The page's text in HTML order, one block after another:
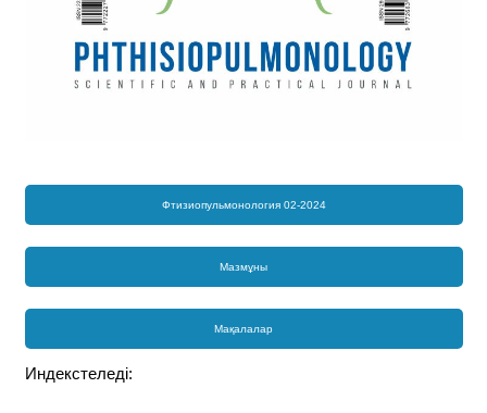
Фтизиопульмонология 02-2024
Мазмұны
Мақалалар
Индекстеледі: